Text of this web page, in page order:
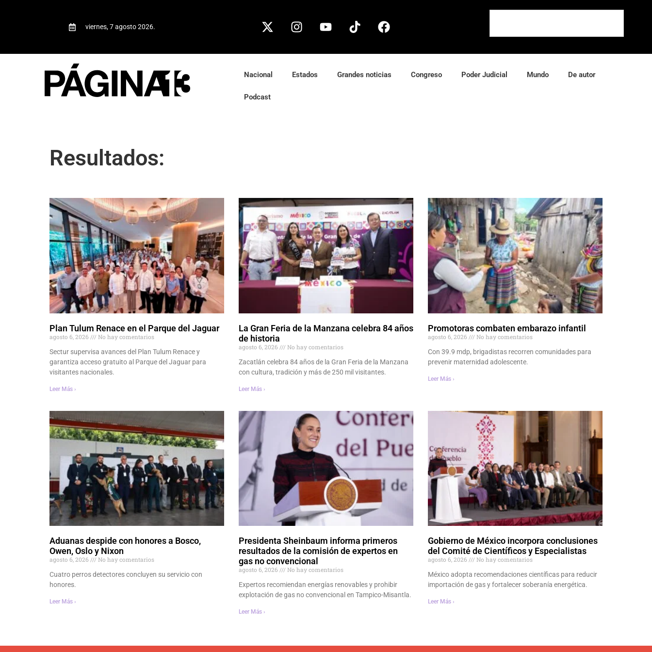
viernes, 7 agosto 2026.
Nacional Estados Grandes noticias Congreso Poder Judicial Mundo De autor
Podcast
Resultados:
Plan Tulum Renace en el Parque del Jaguar
agosto 6, 2026
No hay comentarios
Sectur supervisa avances del Plan Tulum Renace y
garantiza acceso gratuito al Parque del Jaguar para
visitantes nacionales.
Leer Más ›
La Gran Feria de la Manzana celebra 84 años
de historia
agosto 6, 2026
No hay comentarios
Zacatlán celebra 84 años de la Gran Feria de la Manzana
con cultura, tradición y más de 250 mil visitantes.
Leer Más ›
Promotoras combaten embarazo infantil
agosto 6, 2026
No hay comentarios
Con 39.9 mdp, brigadistas recorren comunidades para
prevenir maternidad adolescente.
Leer Más ›
Aduanas despide con honores a Bosco,
Owen, Oslo y Nixon
agosto 6, 2026
No hay comentarios
Cuatro perros detectores concluyen su servicio con
honores.
Leer Más ›
Presidenta Sheinbaum informa primeros
resultados de la comisión de expertos en
gas no convencional
agosto 6, 2026
No hay comentarios
Expertos recomiendan energías renovables y prohibir
explotación de gas no convencional en Tampico-Misantla.
Leer Más ›
Gobierno de México incorpora conclusiones
del Comité de Científicos y Especialistas
agosto 6, 2026
No hay comentarios
México adopta recomendaciones científicas para reducir
importación de gas y fortalecer soberanía energética.
Leer Más ›